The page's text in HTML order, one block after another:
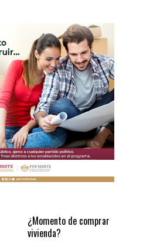
¿Momento de comprar
vivienda?